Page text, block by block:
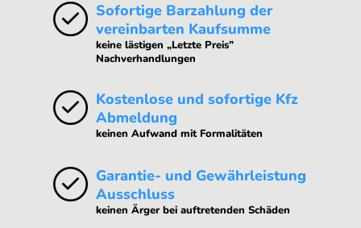
Sofortige Barzahlung der
vereinbarten Kaufsumme
keine lästigen „Letzte Preis”
Nachverhandlungen
Kostenlose und sofortige Kfz
Abmeldung
keinen Aufwand mit Formalitäten
Garantie- und Gewährleistung
Ausschluss
keinen Ärger bei auftretenden Schäden